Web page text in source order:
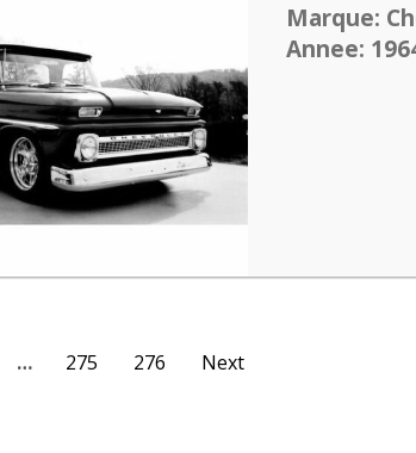
Marque:
Annee:
… 275 276 Next